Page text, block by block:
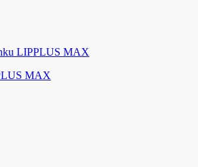
MAX